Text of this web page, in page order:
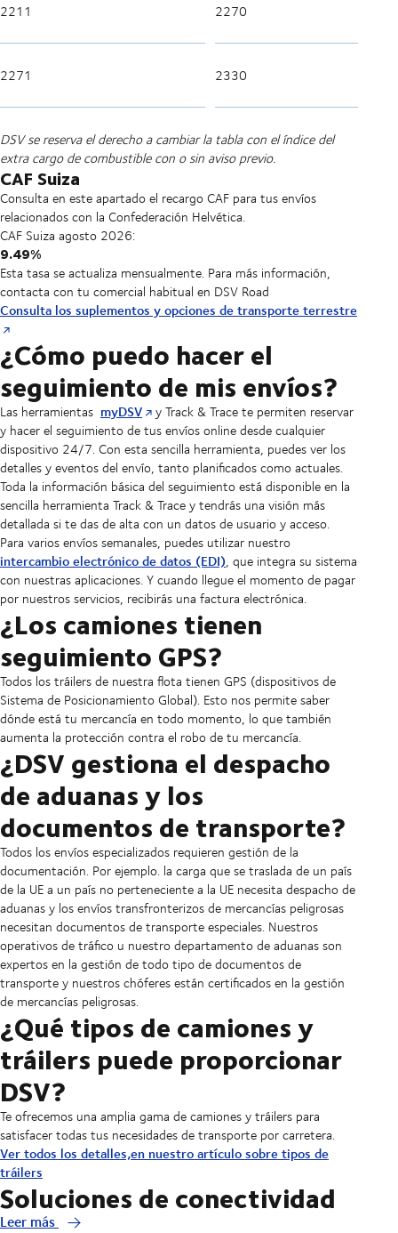
2211 2270
2271 2330
DSV se reserva el derecho a cambiar la tabla con el índice del
extra cargo de combustible con o sin aviso previo.
CAF Suiza
Consulta en este apartado el recargo CAF para tus envíos
relacionados con la Confederación Helvética.
CAF Suiza agosto 2026:
9.49%
Esta tasa se actualiza mensualmente. Para más información,
contacta con tu comercial habitual en DSV Road
Consulta los suplementos y opciones de transporte terrestre
¿Cómo puedo hacer el
seguimiento de mis envíos?
Las herramientas myDSV
y Track & Trace te permiten reservar
y hacer el seguimiento de tus envíos online desde cualquier
dispositivo 24/7. Con esta sencilla herramienta, puedes ver los
detalles y eventos del envío, tanto planificados como actuales.
Toda la información básica del seguimiento está disponible en la
sencilla herramienta Track & Trace y tendrás una visión más
detallada si te das de alta con un datos de usuario y acceso.
Para varios envíos semanales, puedes utilizar nuestro
intercambio electrónico de datos (EDI), que integra su sistema
con nuestras aplicaciones. Y cuando llegue el momento de pagar
por nuestros servicios, recibirás una factura electrónica.
¿Los camiones tienen
seguimiento GPS?
Todos los tráilers de nuestra flota tienen GPS (dispositivos de
Sistema de Posicionamiento Global). Esto nos permite saber
dónde está tu mercancía en todo momento, lo que también
aumenta la protección contra el robo de tu mercancía.
¿DSV gestiona el despacho
de aduanas y los
documentos de transporte?
Todos los envíos especializados requieren gestión de la
documentación. Por ejemplo. la carga que se traslada de un país
de la UE a un país no perteneciente a la UE necesita despacho de
aduanas y los envíos transfronterizos de mercancías peligrosas
necesitan documentos de transporte especiales. Nuestros
operativos de tráfico u nuestro departamento de aduanas son
expertos en la gestión de todo tipo de documentos de
transporte y nuestros chóferes están certificados en la gestión
de mercancías peligrosas.
¿Qué tipos de camiones y
tráilers puede proporcionar
DSV?
Te ofrecemos una amplia gama de camiones y tráilers para
satisfacer todas tus necesidades de transporte por carretera.
Ver todos los detalles,en nuestro artículo sobre tipos de
tráilers
Soluciones de conectividad
Leer más